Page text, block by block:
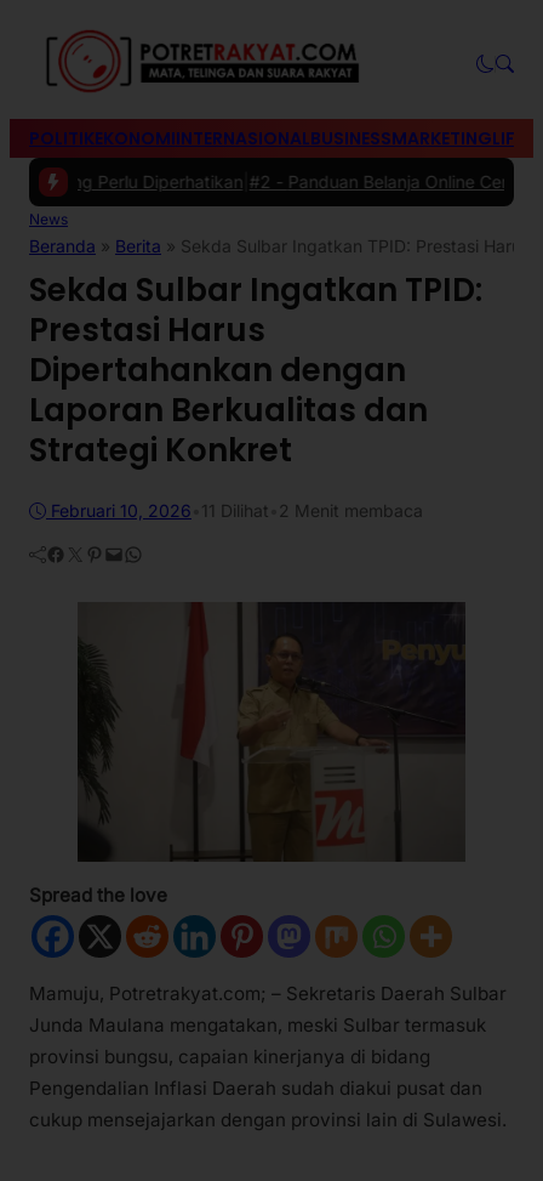
POLITIKEKONOMIINTERNASIONALBUSINESSMARKETING
Perlu Diperhatikan|#2 -Panduan Belanja Online Cerdas: Pilih
News
Beranda » Berita » Sekda Sulbar Ingatkan TPID: Prestasi
Sekda Sulbar Ingatkan TPID:
Prestasi Harus
Dipertahankan dengan
Laporan Berkualitas dan
Strategi Konkret
Februari 10, 2026 11 Dilihat 2 Menit membaca
Facebook Twitter Pinterest Mail WhatsApp
Spread the love
Mamuju, Potretrakyat.com; – Sekretaris Daerah Sulbar
Junda Maulana mengatakan, meski Sulbar termasuk
provinsi bungsu, capaian kinerjanya di bidang
Pengendalian Inflasi Daerah sudah diakui pusat dan
cukup mensejajarkan dengan provinsi lain di Sulawesi.